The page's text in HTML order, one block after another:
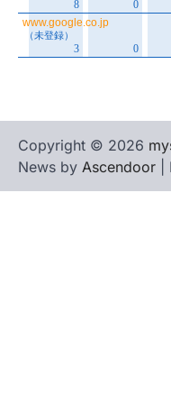
Copyright © 2026
News by Ascendoor